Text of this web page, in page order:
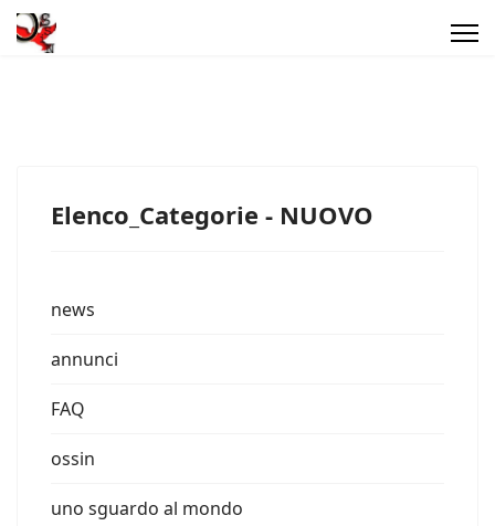
Elenco_Categorie - NUOVO
news
annunci
FAQ
ossin
uno sguardo al mondo